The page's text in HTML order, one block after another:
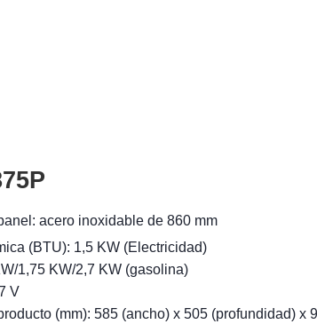
acero inoxidable de 860 mm
(BTU): 1,5 KW (Electricidad)
1,75 KW/2,7 KW (gasolina)
V
(mm): 585 (ancho) x 505 (profundidad) x